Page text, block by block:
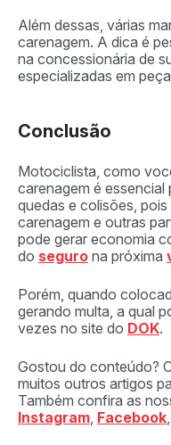
Além dessas, várias
carenagem. A dica é
na concessionária de
especializadas em
Conclusão
Motociclista, como
carenagem é
quedas e colisões,
carenagem e outras
pode gerar economia
do seguro na próxima
Porém, quando
gerando multa, a qual
vezes no site do DOK.
Gostou do conteúdo?
muitos outros artigos
Também confira as
Instagram Facebook